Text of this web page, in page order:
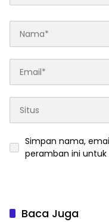
Simpan nama,
peramban ini
Baca Juga